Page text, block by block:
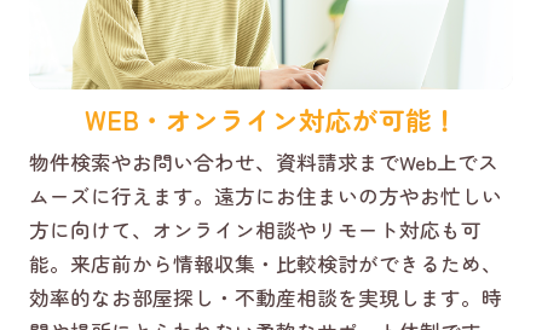
WEB・オンライン対応が可能！
物件検索やお問い合わせ、資料請求までWeb上でス
ムーズに行えます。遠方にお住まいの方やお忙しい
方に向けて、オンライン相談やリモート対応も可
能。来店前から情報収集・比較検討ができるため、
効率的なお部屋探し・不動産相談を実現します。時